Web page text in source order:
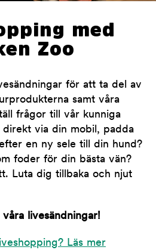
med
Zoo
för att ta del av
samt våra
frågor till vår kunniga
direkt via din mobil, padda
en ny sele till din hund?
foder för din bästa vän?
Luta dig tillbaka och njut
livesändningar!
Läs mer